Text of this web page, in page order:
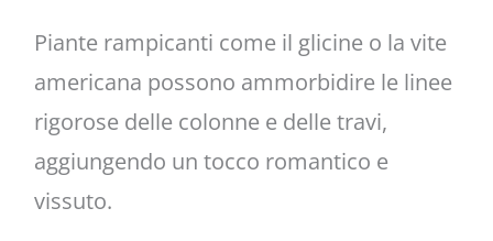
Piante rampicanti come il glicine o la vite
americana possono ammorbidire le linee
rigorose delle colonne e delle travi,
aggiungendo un tocco romantico e
vissuto.